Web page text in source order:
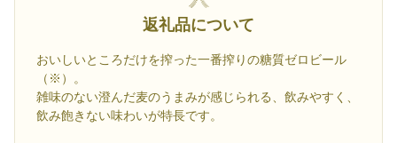
返礼品について
おいしいところだけを搾った一番搾りの糖質ゼロビール
（※）。
雑味のない澄んだ麦のうまみが感じられる、飲みやすく、
飲み飽きない味わいが特長です。